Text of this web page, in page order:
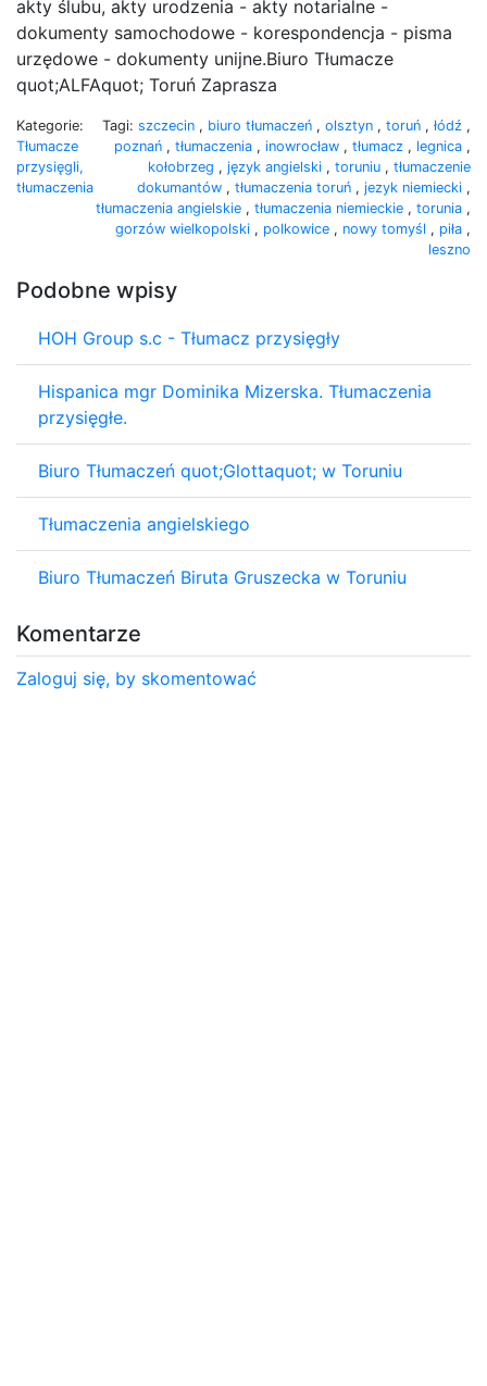
akty ślubu, akty urodzenia - akty notarialne -
dokumenty samochodowe - korespondencja - pisma
urzędowe - dokumenty unijne.Biuro Tłumacze
quot;ALFAquot; Toruń Zaprasza
Kategorie:
Tłumacze
przysięgli,
tłumaczenia
Tagi: szczecin , biuro tłumaczeń , olsztyn , toruń , łódź ,
poznań , tłumaczenia , inowrocław , tłumacz , legnica ,
kołobrzeg , język angielski , toruniu , tłumaczenie
dokumantów , tłumaczenia toruń , jezyk niemiecki ,
tłumaczenia angielskie , tłumaczenia niemieckie , torunia ,
gorzów wielkopolski , polkowice , nowy tomyśl , piła ,
leszno
Podobne wpisy
HOH Group s.c - Tłumacz przysięgły
Hispanica mgr Dominika Mizerska. Tłumaczenia
przysięgłe.
Biuro Tłumaczeń quot;Glottaquot; w Toruniu
Tłumaczenia angielskiego
Biuro Tłumaczeń Biruta Gruszecka w Toruniu
Komentarze
Zaloguj się, by skomentować